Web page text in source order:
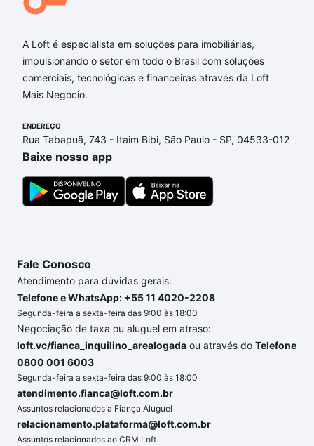
A Loft é especialista em soluções para imobiliárias,
impulsionando o setor em todo o Brasil com soluções
comerciais, tecnológicas e financeiras através da Loft
Mais Negócio.
ENDEREÇO
Rua Tabapuã, 743 - Itaim Bibi, São Paulo - SP, 04533-012
Baixe nosso app
Fale Conosco
Atendimento para dúvidas gerais:
Telefone e WhatsApp: +55 11 4020-2208
Segunda-feira a sexta-feira das 9:00 às 18:00
Negociação de taxa ou aluguel em atraso:
loft.vc/fianca_inquilino_arealogada ou através do Telefone
0800 001 6003
Segunda-feira a sexta-feira das 9:00 às 18:00
atendimento.fianca@loft.com.br
Assuntos relacionados a Fiança Aluguel
relacionamento.plataforma@loft.com.br
Assuntos relacionados ao CRM Loft